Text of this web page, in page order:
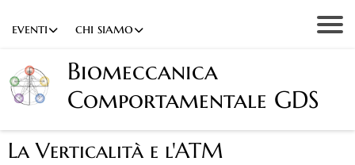
eventi chi siamo
Biomeccanica
Comportamentale GDS
La Verticalità e l'ATM